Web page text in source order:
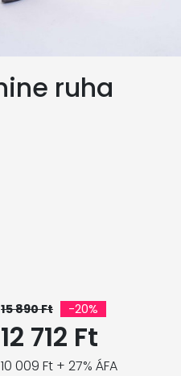
ruha
15 890 Ft -20%
12 712 Ft
10 009 Ft + 27% ÁFA